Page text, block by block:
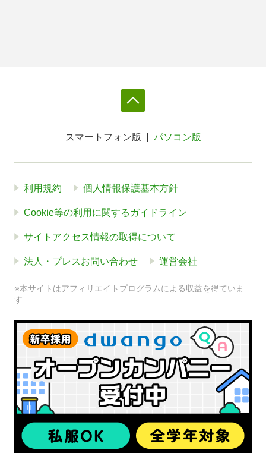
スマートフォン版 パソコン版
利用規約 個人情報保護基本方針
Cookie等の利用に関するガイドライン
サイトアクセス情報の取得について
法人・プレスお問い合わせ 運営会社
※本サイトはアフィリエイトプログラムによる収益を得ていま
す